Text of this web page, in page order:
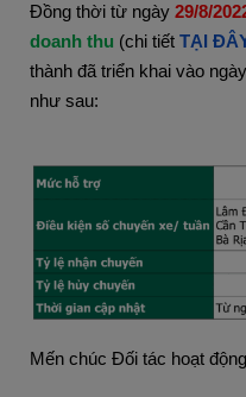
Đồng thời từ ngày 29/8/
doanh thu (chi tiết TẠI
thành đã triển khai vào
như sau:
Mến chúc Đối tác hoạt